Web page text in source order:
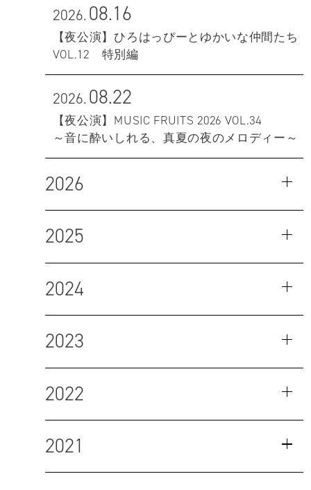
2026.08.16
【夜公演】ひろはっぴーとゆかいな仲間たち
VOL.12 特別編
2026.08.22
【夜公演】MUSIC FRUITS 2026 VOL.34
～音に酔いしれる、真夏の夜のメロディー～
2026
2025
2024
2023
2022
2021